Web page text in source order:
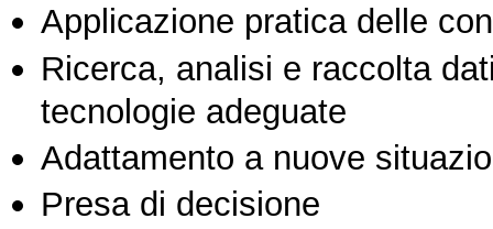
Applicazione pratica delle
Ricerca, analisi e raccolta
tecnologie adeguate
Adattamento a nuove
Presa di decisione